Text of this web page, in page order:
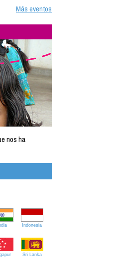
Más eventos
nos ha
Indonesia
Sri Lanka